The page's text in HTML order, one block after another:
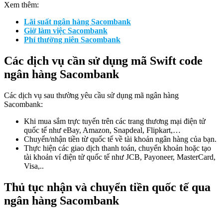
Xem thêm:
Lãi suất ngân hàng Sacombank
Giờ làm việc Sacombank
Phí thường niên Sacombank
Các dịch vụ cần sử dụng mã Swift code
ngân hàng Sacombank
Các dịch vụ sau thường yêu cầu sử dụng mã ngân hàng
Sacombank:
Khi mua sắm trực tuyến trên các trang thương mại điện tử
quốc tế như eBay, Amazon, Snapdeal, Flipkart,…
Chuyển/nhận tiền từ quốc tế về tài khoản ngân hàng của bạn.
Thực hiện các giao dịch thanh toán, chuyển khoản hoặc tạo
tài khoản ví điện tử quốc tế như JCB, Payoneer, MasterCard,
Visa,..
Thủ tục nhận và chuyển tiền quốc tế qua
ngân hàng Sacombank